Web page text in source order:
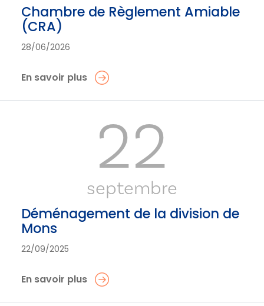
Chambre de Règlement Amiable
(CRA)
28/06/2026
En savoir plus
22
septembre
Déménagement de la division de
Mons
22/09/2025
En savoir plus